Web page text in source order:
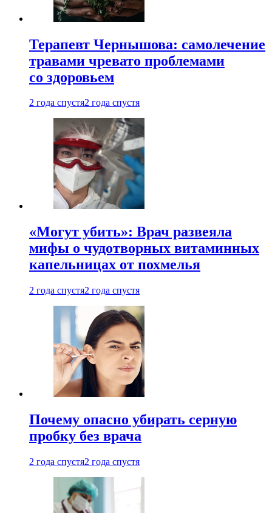
Терапевт Чернышова: самолечение
травами чревато проблемами
со здоровьем
2 года спустя2 года спустя
«Могут убить»: Врач развеяла
мифы о чудотворных витаминных
капельницах от похмелья
2 года спустя2 года спустя
Почему опасно убирать серную
пробку без врача
2 года спустя2 года спустя